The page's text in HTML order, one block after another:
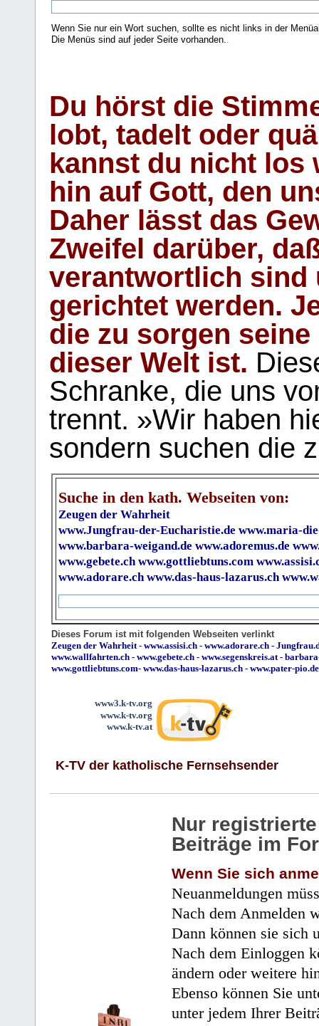
Wenn Sie nur ein Wort suchen, sollte es nicht links in der
Die Menüs sind auf jeder Seite vorhanden.
Du hörst die
lobt, tadelt oder
kannst du nicht los
hin auf Gott, den
Daher lässt das
Zweifel darüber,
verantwortlich sind
gerichtet werden.
die zu sorgen
dieser Welt ist.
Schranke, die uns
trennt. »Wir haben
sondern suchen die
Suche in den kath. Webseiten von:
Zeugen der Wahrheit
www.Jungfrau-der-Eucharistie.de www.maria-
www.barbara-weigand.de www.adoremus.de
www.gebete.ch www.gottliebtuns.com
www.adorare.ch www.das-haus-lazarus.ch
Dieses Forum ist mit folgenden Webseiten verlinkt
Zeugen der Wahrheit - www.assisi.ch - www.adorare.ch -
www.wallfahrten.ch - www.gebete.ch - www.segenskreis.at -
www.gottliebtuns.com- www.das-haus-lazarus.ch - www.pater-pio.de
www3.k-tv.org
www.k-tv.org
www.k-tv.at
K-TV der katholische Fernsehsender
Nur
Beiträge im
Wenn Sie sich
Neuanmeldungen
Nach dem Anmelden
Dann können sie sich
Nach dem Einloggen
ändern oder weitere
Ebenso können Sie
unter jedem Ihrer